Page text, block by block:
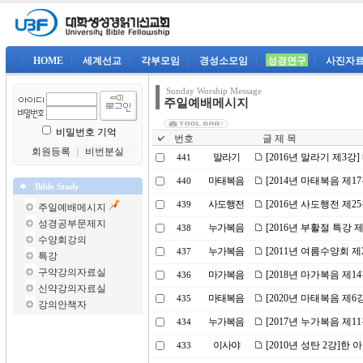
HOME 세계선교 각부모임 경성소모임 성경연구 사진자
비밀번호 기억
회원등록
비번분실
Bible Study
주일예배메시지
성경공부문제지
수양회강의
특강
구약강의자료실
신약강의자료실
강의안책자
Sunday Worship Message
주일예배메시지
번호 글 제 목
441 말라기 [2016년 말라기 제3강
440 마태복음 [2014년 마태복음 제
439 사도행전 [2016년 사도행전 제
438 누가복음 [2016년 부활절 특강
437 누가복음 [2011년 여름수양회
436 마가복음 [2018년 마가복음 제
435 마태복음 [2020년 마태복음 제6
434 누가복음 [2017년 누가복음 제
433 이사야 [2010년 성탄 2강]한